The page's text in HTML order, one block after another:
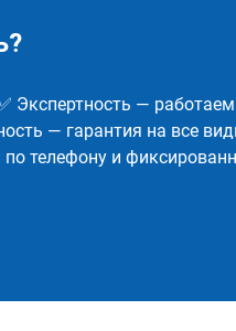
Экспертность —
— гарантия на все
телефону и